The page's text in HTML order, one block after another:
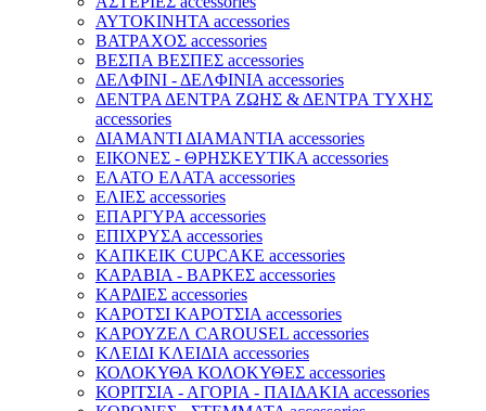
ΑΥΤΟΚΙΝΗΤΑ accessories
ΒΑΤΡΑΧΟΣ accessories
ΒΕΣΠΑ ΒΕΣΠΕΣ accessories
ΔΕΛΦΙΝΙ - ΔΕΛΦΙΝΙΑ accessories
ΔΕΝΤΡΑ ΔΕΝΤΡΑ ΖΩΗΣ & ΔΕΝΤΡΑ ΤΥΧΗΣ
accessories
ΔΙΑΜΑΝΤΙ ΔΙΑΜΑΝΤΙΑ accessories
ΕΙΚΟΝΕΣ - ΘΡΗΣΚΕΥΤΙΚΑ accessories
ΕΛΑΤΟ ΕΛΑΤΑ accessories
ΕΛΙΕΣ accessories
ΕΠΑΡΓΥΡΑ accessories
ΕΠΙΧΡΥΣΑ accessories
ΚΑΠΚΕΙΚ CUPCAKE accessories
ΚΑΡΑΒΙΑ - ΒΑΡΚΕΣ accessories
ΚΑΡΔΙΕΣ accessories
ΚΑΡΟΤΣΙ ΚΑΡΟΤΣΙΑ accessories
ΚΑΡΟΥΖΕΛ CAROUSEL accessories
ΚΛΕΙΔΙ ΚΛΕΙΔΙΑ accessories
ΚΟΛΟΚΥΘΑ ΚΟΛΟΚΥΘΕΣ accessories
ΚΟΡΙΤΣΙΑ - ΑΓΟΡΙΑ - ΠΑΙΔΑΚΙΑ accessories